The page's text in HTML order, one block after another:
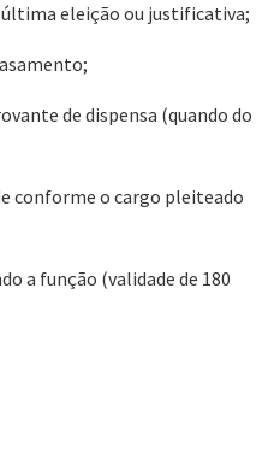
eleição ou justificativa;
de dispensa (quando do
conforme o cargo pleiteado
a função (validade de 180